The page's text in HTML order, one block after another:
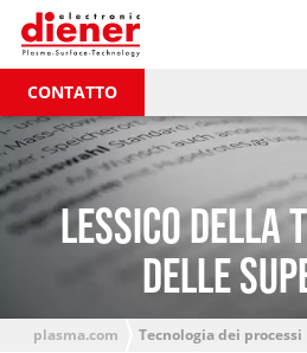
CONTATTO
LESSICO DELLA
DELLE
plasma.com Tecnologia dei processi